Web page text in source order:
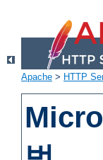
Apache > HTTP